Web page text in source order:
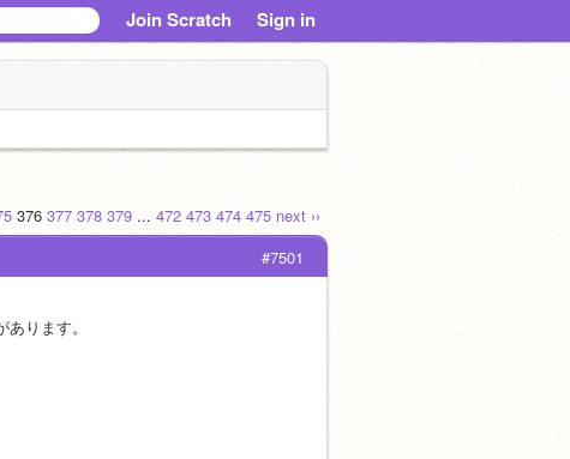
Join Scratch Sign in
376 377 378 379 ... 472 473 474 475 next ››
#7501
ります。